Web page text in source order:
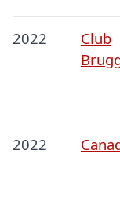
2022
Club
2022